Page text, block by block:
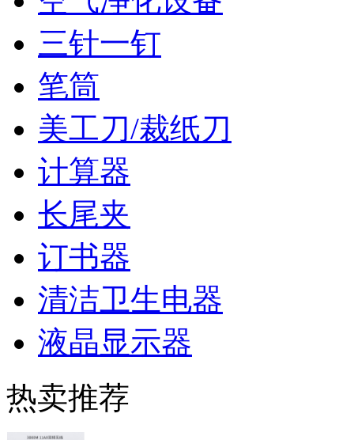
三针一钉
笔筒
美工刀/裁纸刀
计算器
长尾夹
订书器
清洁卫生电器
液晶显示器
热卖推荐